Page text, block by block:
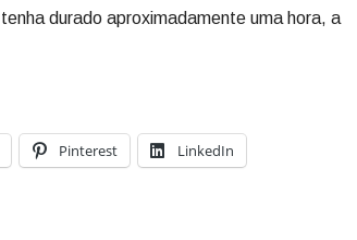
durado aproximadamente uma hora, a
Pinterest LinkedIn